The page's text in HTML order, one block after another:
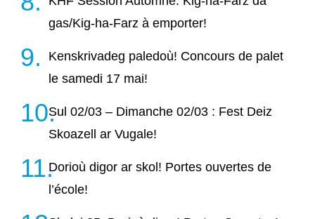
gas/Kig-ha-Farz à emporter!
Kenskrivadeg paledoù! Concours de palet
le samedi 17 mai!
Sul 02/03 – Dimanche 02/03 : Fest Deiz
Skoazell ar Vugale!
Dorioù digor ar skol! Portes ouvertes de
l’école!